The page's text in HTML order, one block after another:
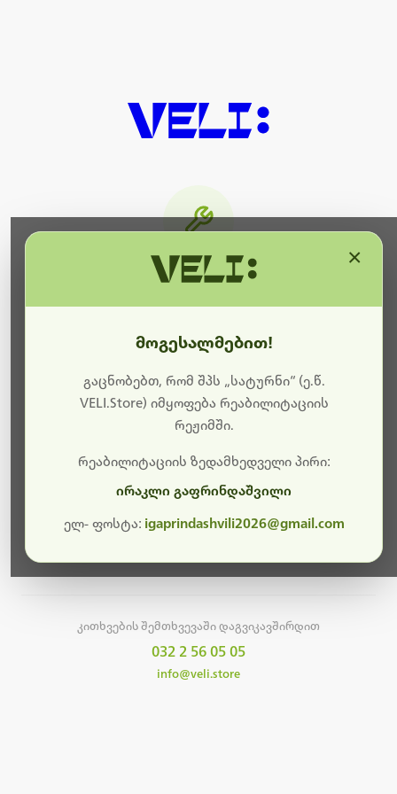
ბოდიშს გიხდით შეფერხებისთვის. ამჟამად
მიმდინარეობს საიტის განახლება და ტექნიკური
სამუშაოები.
მალე ისევ ხელმისაწვდომი იქნება. გმადლობთ
კითხვების შემთხვევაში დაგვიკავშირდით
032 2 56 05 05
info@veli.store
მოგესალმებით!
გაცნობებთ, რომ შპს „სატურნი“ (ე.წ.
VELI.Store) იმყოფება რეაბილიტაციის
რეჟიმში.
რეაბილიტაციის ზედამხედველი პირი:
ირაკლი გაფრინდაშვილი
ელ- ფოსტა: igaprindashvili2026@gmail.com
×